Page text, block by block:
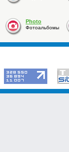
Photo
Фотоальбомы